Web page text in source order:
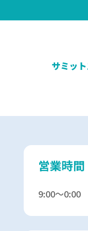
サミッ
営業時
9:00～0:00